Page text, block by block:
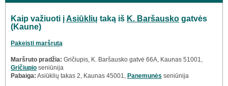
Kaip važiuoti įAsiūklių taką iš K. Baršausko gatvės
(Kaune)
Pakeisti maršrutą
Maršruto pradžia: Gričiupis, K. Baršausko gatvė 66A, Kaunas 51001,
Gričiupio seniūnija
Pabaiga: Asiūklių takas 2, Kaunas 45001, Panemunės seniūnija